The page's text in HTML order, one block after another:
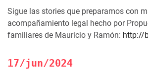
Sigue las stories que preparamos con
acompañamiento legal hecho por
familiares de Mauricio y Ramón: http://
17/jun/2024